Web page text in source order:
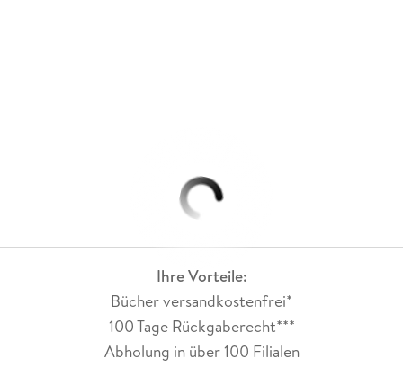
Ihre Vorteile:
Bücher versandkostenfrei*
100 Tage Rückgaberecht***
Abholung in über 100 Filialen